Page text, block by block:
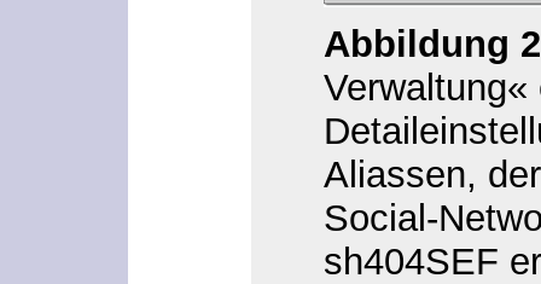
Abbildung
Aliassen,
Social-
sh404SEF